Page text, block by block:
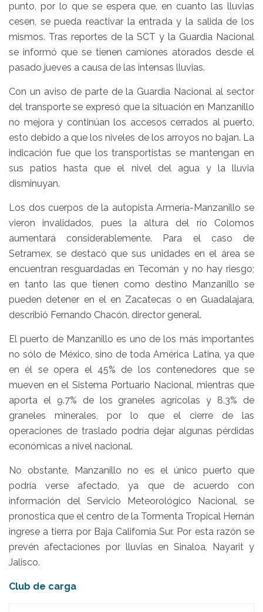
punto, por lo que se espera que, en cuanto las lluvias
cesen, se pueda reactivar la entrada y la salida de los
mismos. Tras reportes de la SCT y la Guardia Nacional
se informó que se tienen camiones atorados desde el
pasado jueves a causa de las intensas lluvias.
Con un aviso de parte de la Guardia Nacional al sector
del transporte se expresó que la situación en Manzanillo
no mejora y continúan los accesos cerrados al puerto,
esto debido a que los niveles de los arroyos no bajan. La
indicación fue que los transportistas se mantengan en
sus patios hasta que el nivel del agua y la lluvia
disminuyan.
Los dos cuerpos de la autopista Armería-Manzanillo se
vieron invalidados, pues la altura del río Colomos
aumentará considerablemente. Para el caso de
Setramex, se destacó que sus unidades en el área se
encuentran resguardadas en Tecomán y no hay riesgo;
en tanto las que tienen como destino Manzanillo se
pueden detener en el en Zacatecas o en Guadalajara,
describió Fernando Chacón, director general.
El puerto de Manzanillo es uno de los más importantes
no sólo de México, sino de toda América Latina, ya que
en él se opera el 45% de los contenedores que se
mueven en el Sistema Portuario Nacional, mientras que
aporta el 9.7% de los graneles agrícolas y 8.3% de
graneles minerales, por lo que el cierre de las
operaciones de traslado podría dejar algunas pérdidas
económicas a nivel nacional.
No obstante, Manzanillo no es el único puerto que
podría verse afectado, ya que de acuerdo con
información del Servicio Meteorológico Nacional, se
pronostica que el centro de la Tormenta Tropical Hernán
ingrese a tierra por Baja California Sur. Por esta razón se
prevén afectaciones por lluvias en Sinaloa, Nayarit y
Jalisco.
Club de carga